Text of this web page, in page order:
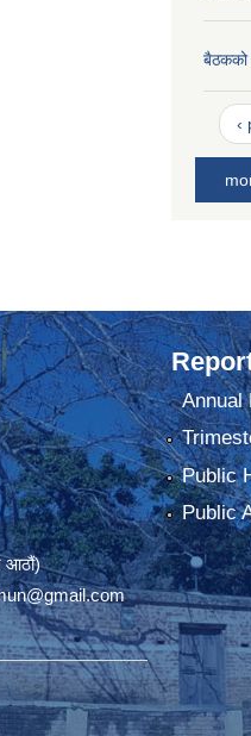
बैठकको
‹
आठौं)
Annual
Public
Public